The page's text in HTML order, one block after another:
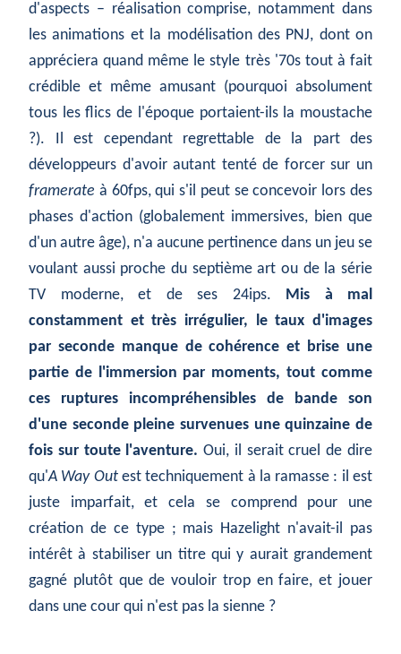
d'aspects – réalisation comprise, notamment dans
les animations et la modélisation des PNJ, dont on
appréciera quand même le style très '70s tout à fait
crédible et même amusant (pourquoi absolument
tous les flics de l'époque portaient-ils la moustache
?). Il est cependant regrettable de la part des
développeurs d'avoir autant tenté de forcer sur un
framerate à 60fps, qui s'il peut se concevoir lors des
phases d'action (globalement immersives, bien que
d'un autre âge), n'a aucune pertinence dans un jeu se
voulant aussi proche du septième art ou de la série
TV moderne, et de ses 24ips. Mis à mal
constamment et très irrégulier, le taux d'images
par seconde manque de cohérence et brise une
partie de l'immersion par moments, tout comme
ces ruptures incompréhensibles de bande son
d'une seconde pleine survenues une quinzaine de
fois sur toute l'aventure.Oui, il serait cruel de dire
qu'A Way Out est techniquement à la ramasse : il est
juste imparfait, et cela se comprend pour une
création de ce type ; mais Hazelight n'avait-il pas
intérêt à stabiliser un titre qui y aurait grandement
gagné plutôt que de vouloir trop en faire, et jouer
dans une cour qui n'est pas la sienne ?